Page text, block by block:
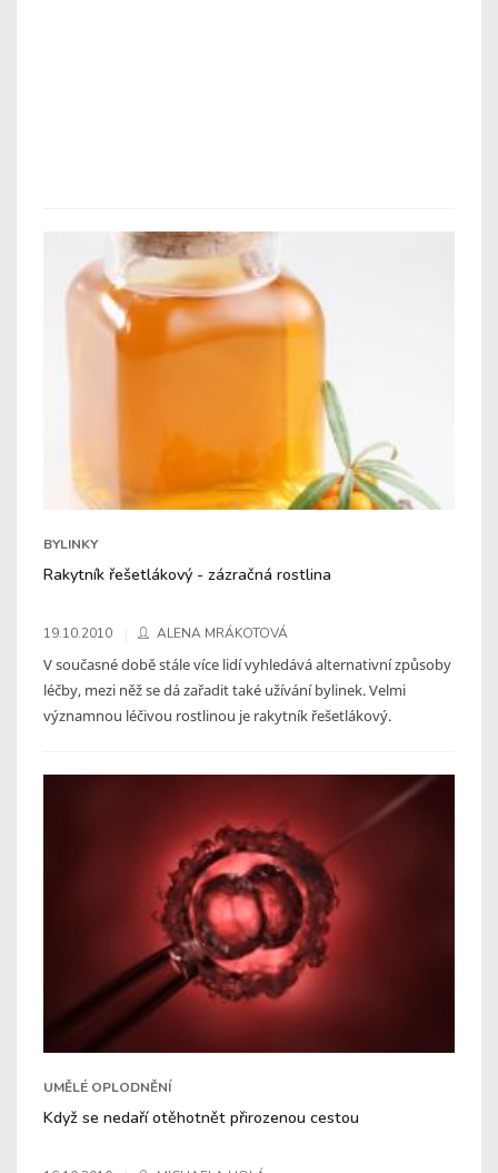
BYLINKY
Rakytník řešetlákový - zázračná rostlina
19.10.2010 ALENA MRÁKOTOVÁ
V současné době stále více lidí vyhledává alternativní způsoby
léčby, mezi něž se dá zařadit také užívání bylinek. Velmi
významnou léčivou rostlinou je rakytník řešetlákový.
UMĚLÉ OPLODNĚNÍ
Když se nedaří otěhotnět přirozenou cestou